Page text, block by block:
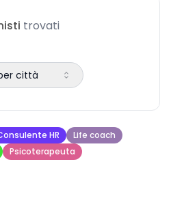
aspetti della
trovati
città
HR
Life coach
Psicoterapeuta